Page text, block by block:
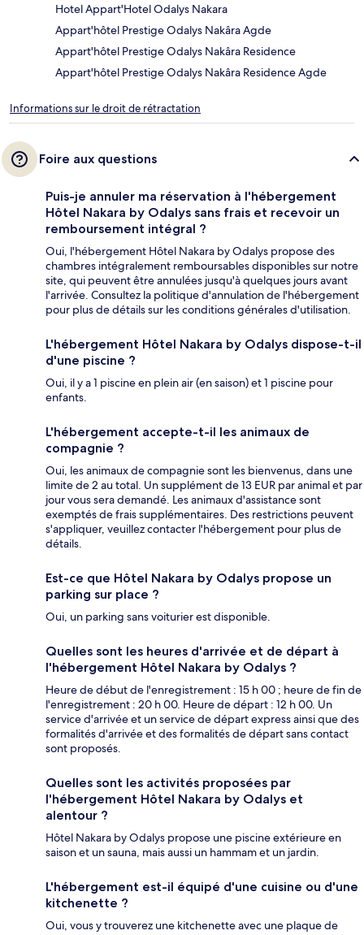
Hotel Appart'Hotel Odalys Nakara
Appart'hôtel Prestige Odalys Nakâra Agde
Appart'hôtel Prestige Odalys Nakâra Residence
Appart'hôtel Prestige Odalys Nakâra Residence Agde
Informations sur le droit de rétractation
Foire aux questions
Puis-je annuler ma réservation à l'hébergement
Hôtel Nakara by Odalys sans frais et recevoir un
remboursement intégral ?
Oui, l'hébergement Hôtel Nakara by Odalys propose des
chambres intégralement remboursables disponibles sur notre
site, qui peuvent être annulées jusqu'à quelques jours avant
l'arrivée. Consultez la politique d'annulation de l'hébergement
pour plus de détails sur les conditions générales d'utilisation.
L'hébergement Hôtel Nakara by Odalys dispose-t-il
d'une piscine ?
Oui, il y a 1 piscine en plein air (en saison) et 1 piscine pour
enfants.
L'hébergement accepte-t-il les animaux de
compagnie ?
Oui, les animaux de compagnie sont les bienvenus, dans une
limite de 2 au total. Un supplément de 13 EUR par animal et par
jour vous sera demandé. Les animaux d'assistance sont
exemptés de frais supplémentaires. Des restrictions peuvent
s'appliquer, veuillez contacter l'hébergement pour plus de
détails.
Est-ce que Hôtel Nakara by Odalys propose un
parking sur place ?
Oui, un parking sans voiturier est disponible.
Quelles sont les heures d'arrivée et de départ à
l'hébergement Hôtel Nakara by Odalys ?
Heure de début de l'enregistrement : 15 h 00 ; heure de fin de
l'enregistrement : 20 h 00. Heure de départ : 12 h 00. Un
service d'arrivée et un service de départ express ainsi que des
formalités d'arrivée et des formalités de départ sans contact
sont proposés.
Quelles sont les activités proposées par
l'hébergement Hôtel Nakara by Odalys et
alentour ?
Hôtel Nakara by Odalys propose une piscine extérieure en
saison et un sauna, mais aussi un hammam et un jardin.
L'hébergement est-il équipé d'une cuisine ou d'une
kitchenette ?
Oui, vous y trouverez une kitchenette avec une plaque de